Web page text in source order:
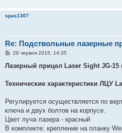
spas1307
Re: Подствольные лазерные
П
в
о
е
н
я
29 червня 2015, 14:35
Лазерный прицел Laser Sight JG-15
Технические характеристики ЛЦУ
Регулируется осуществляется по
ключа и двух болтов на корпусе.
Цвет луча лазера - красный
В комплекте: крепление на планку